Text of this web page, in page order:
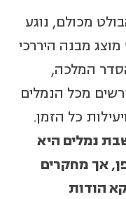
מכולם, נוגע
מבנה היררכי
המלכה,
מכל הנמלים
כל הזמן.
נמלים היא
אך מחקרים
הודות